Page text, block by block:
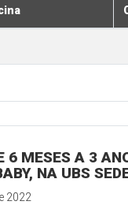
6 MESES A 3
NA UBS
2022